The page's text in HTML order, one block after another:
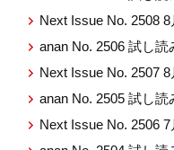
Next Issue No. 2508
anan No. 2506 試し読
Next Issue No. 2507
anan No. 2505 試し読
Next Issue No. 2506